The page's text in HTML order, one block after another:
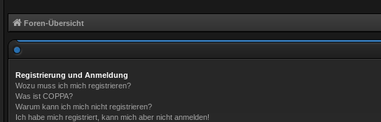
Foren-Übersicht
Registrierung und Anmeldung
Wozu muss ich mich registrieren?
Was ist COPPA?
Warum kann ich mich nicht registrieren?
Ich habe mich registriert, kann mich aber nicht anmelden!